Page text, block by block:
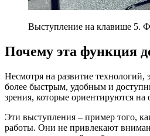
Выступление на клавише 5.
Почему эта функция
Несмотря на развитие технологий,
более быстрым, удобным и
зрения, которые ориентируются на
Эти выступления – пример того,
работы. Они не привлекают